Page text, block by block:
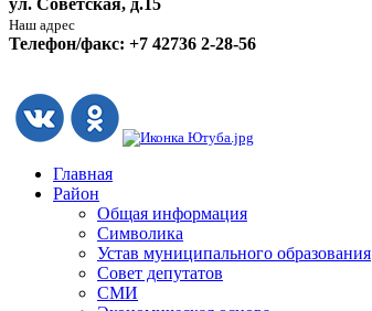
ул. Советская, д.15
Наш адрес
Телефон/факс: +7 42736 2-28-56
Главная
Район
Общая информация
Символика
Устав муниципального образования
Совет депутатов
СМИ